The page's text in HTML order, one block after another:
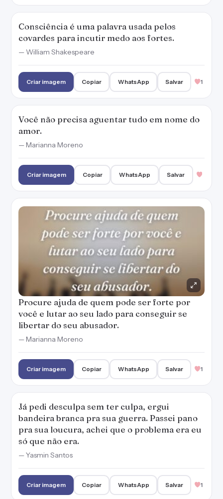
Consciência é uma palavra usada pelos
covardes para incutir medo aos fortes.
— William Shakespeare
Criar imagem Copiar WhatsApp Salvar 1
Você não precisa aguentar tudo em nome do
amor.
— Marianna Moreno
Criar imagem Copiar WhatsApp Salvar
Procure ajuda de quem pode ser forte por
você e lutar ao seu lado para conseguir se
libertar do seu abusador.
— Marianna Moreno
Criar imagem Copiar WhatsApp Salvar 1
Já pedi desculpa sem ter culpa, ergui
bandeira branca pra sua guerra. Passei pano
pra sua loucura, achei que o problema era eu
só que não era.
— Yasmin Santos
Criar imagem Copiar WhatsApp Salvar 1